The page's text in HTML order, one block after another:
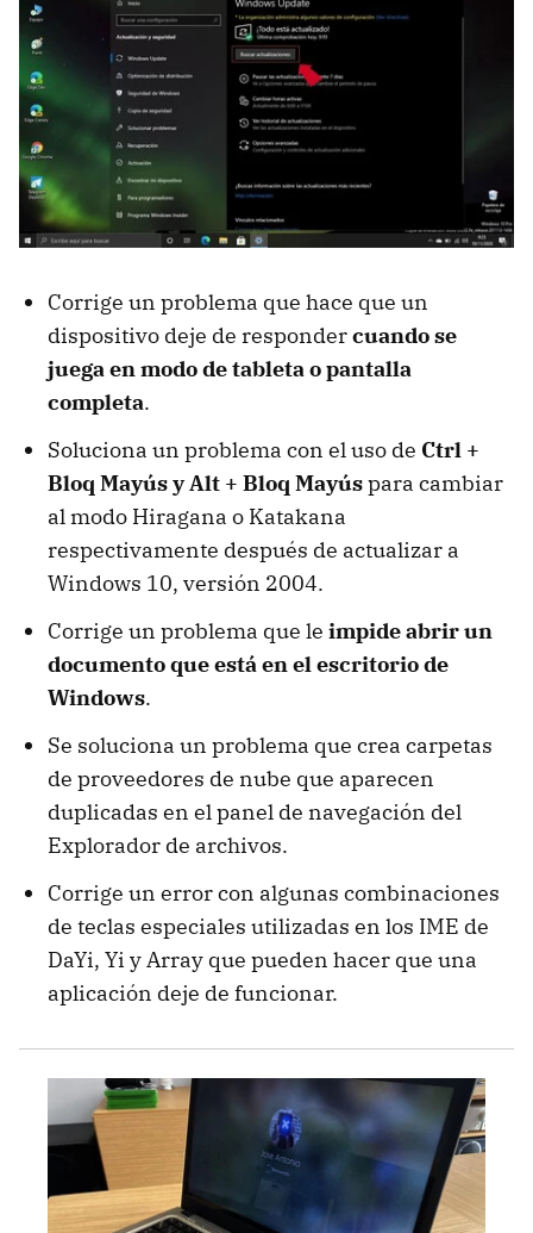
Corrige un problema que hace que un
dispositivo deje de respondercuando se
juega en modo de tableta o pantalla
completa.
Soluciona un problema con el uso de Ctrl +
Bloq Mayús y Alt + Bloq Mayúspara cambiar
al modo Hiragana o Katakana
respectivamente después de actualizar a
Windows 10, versión 2004.
Corrige un problema que le impide abrir un
documento que está en el escritorio de
Windows.
Se soluciona un problema que crea carpetas
de proveedores de nube que aparecen
duplicadas en el panel de navegación del
Explorador de archivos.
Corrige un error con algunas combinaciones
de teclas especiales utilizadas en los IME de
DaYi, Yi y Array que pueden hacer que una
aplicación deje de funcionar.